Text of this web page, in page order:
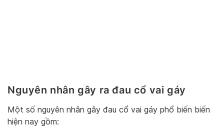
Nguyên nhân gây ra đau cổ vai gáy
Một số nguyên nhân gây đau cổ vai gáy phổ biến biến
hiện nay gồm: